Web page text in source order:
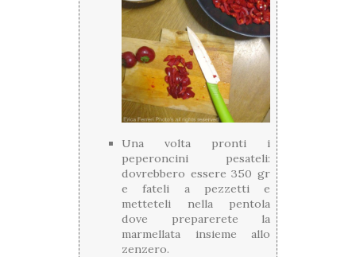
Una volta pronti i
peperoncini pesateli:
dovrebbero essere 350 gr
e fateli a pezzetti e
metteteli nella pentola
dove preparerete la
marmellata insieme allo
zenzero.